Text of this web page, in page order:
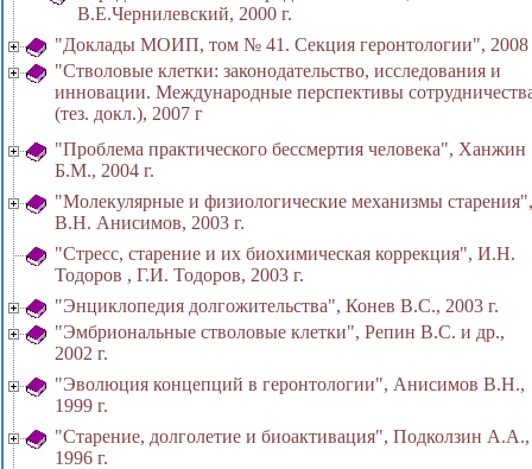
В.Е.Чернилевский, 2000 г.
"Доклады МОИП, том № 41. Секция геронтологии", 2008
"Стволовые клетки: законодательство, исследования и
инновации. Международные перспективы
(тез. докл.), 2007 г
"Проблема практического бессмертия человека", Ханжин
Б.М., 2004 г.
"Молекулярные и физиологические механизмы старения",
В.Н. Анисимов, 2003 г.
"Стресс, старение и их биохимическая коррекция", И.Н.
Тодоров , Г.И. Тодоров, 2003 г.
"Энциклопедия долгожительства", Конев В.С., 2003 г.
"Эмбриональные стволовые клетки", Репин В.С. и др.,
2002 г.
"Эволюция концепций в геронтологии", Анисимов В.Н.,
1999 г.
"Старение, долголетие и биоактивация", Подколзин А.А.,
1996 г.